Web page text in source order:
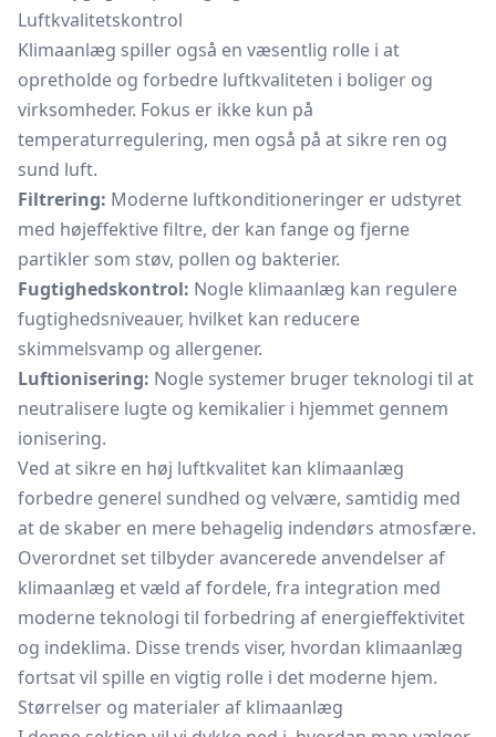
Luftkvalitetskontrol
Klimaanlæg spiller også en væsentlig rolle i at
opretholde og forbedre luftkvaliteten i boliger og
virksomheder. Fokus er ikke kun på
temperaturregulering, men også på at sikre ren og
sund luft.
Filtrering: Moderne luftkonditioneringer er udstyret
med højeffektive filtre, der kan fange og fjerne
partikler som støv, pollen og bakterier.
Fugtighedskontrol: Nogle klimaanlæg kan regulere
fugtighedsniveauer, hvilket kan reducere
skimmelsvamp og allergener.
Luftionisering: Nogle systemer bruger teknologi til at
neutralisere lugte og kemikalier i hjemmet gennem
ionisering.
Ved at sikre en høj luftkvalitet kan klimaanlæg
forbedre generel sundhed og velvære, samtidig med
at de skaber en mere behagelig indendørs atmosfære.
Overordnet set tilbyder avancerede anvendelser af
klimaanlæg et væld af fordele, fra integration med
moderne teknologi til forbedring af energieffektivitet
og indeklima. Disse trends viser, hvordan klimaanlæg
fortsat vil spille en vigtig rolle i det moderne hjem.
Størrelser og materialer af klimaanlæg